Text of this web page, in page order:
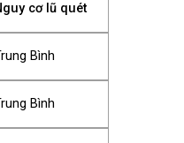
cơ lũ quét
Bình
Bình